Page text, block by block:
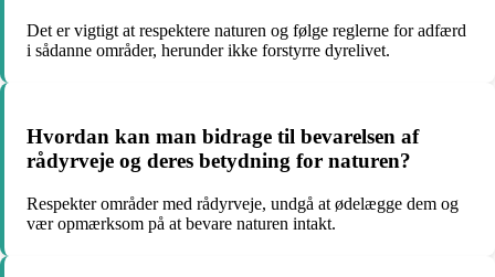
Det er vigtigt at respektere naturen og følge reglerne for adfærd
i sådanne områder, herunder ikke forstyrre dyrelivet.
Hvordan kan man bidrage til bevarelsen af
rådyrveje og deres betydning for naturen?
Respekter områder med rådyrveje, undgå at ødelægge dem og
vær opmærksom på at bevare naturen intakt.